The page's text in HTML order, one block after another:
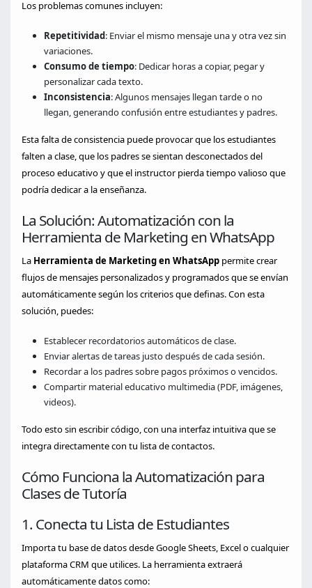
Los problemas comunes incluyen:
Repetitividad: Enviar el mismo mensaje una y otra vez sin
variaciones.
Consumo de tiempo: Dedicar horas a copiar, pegar y
personalizar cada texto.
Inconsistencia: Algunos mensajes llegan tarde o no
llegan, generando confusión entre estudiantes y padres.
Esta falta de consistencia puede provocar que los estudiantes
falten a clase, que los padres se sientan desconectados del
proceso educativo y que el instructor pierda tiempo valioso que
podría dedicar a la enseñanza.
La Solución: Automatización con la
Herramienta de Marketing en WhatsApp
La Herramienta de Marketing en WhatsApp permite crear
flujos de mensajes personalizados y programados que se envían
automáticamente según los criterios que definas. Con esta
solución, puedes:
Establecer recordatorios automáticos de clase.
Enviar alertas de tareas justo después de cada sesión.
Recordar a los padres sobre pagos próximos o vencidos.
Compartir material educativo multimedia (PDF, imágenes,
videos).
Todo esto sin escribir código, con una interfaz intuitiva que se
integra directamente con tu lista de contactos.
Cómo Funciona la Automatización para
Clases de Tutoría
1. Conecta tu Lista de Estudiantes
Importa tu base de datos desde Google Sheets, Excel o cualquier
plataforma CRM que utilices. La herramienta extraerá
automáticamente datos como: